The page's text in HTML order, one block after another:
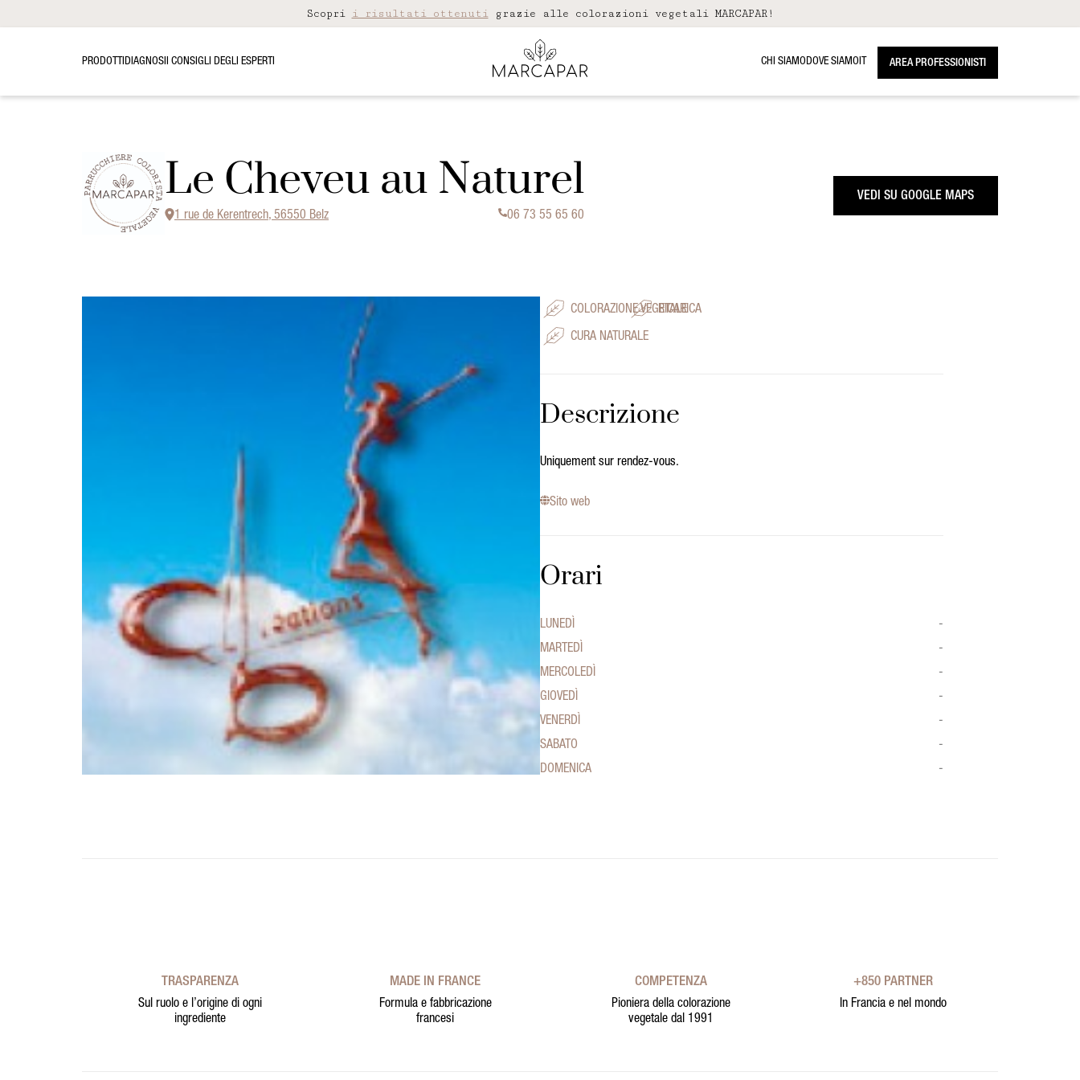
Scopri i risultati ottenutigrazie alle colorazioni vegetali MARCAPAR!
PRODOTTIDIAGNOSII CONSIGLI DEGLI ESPERTI CHI SIAMODOVE SIAMOIT AREA PROFESSIONISTI
Le Cheveu au Naturel
1 rue de Kerentrech, 56550 Belz 06 73 55 65 60
VEDI SU GOOGLE MAPS
COLORAZIONE VEGETALE
RICARICA
CURA NATURALE
Descrizione
Uniquement sur rendez-vous.
Sito web
Orari
LUNEDÌ
-
MARTEDÌ
-
MERCOLEDÌ
-
GIOVEDÌ
-
VENERDÌ
-
SABATO
-
DOMENICA
-
TRASPARENZA
Sul ruolo e l’origine di ogni
ingrediente
MADE IN FRANCE
Formula e fabbricazione
francesi
COMPETENZA
Pioniera della colorazione
vegetale dal 1991
+850 PARTNER
In Francia e nel mondo